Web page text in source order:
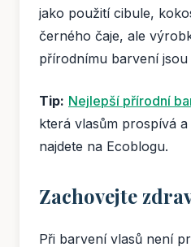
jako použití cibule,
černého čaje, ale
přírodnímu barvení
Tip: Nejlepší přírodní
která vlasům prospívá
najdete na Ecoblogu.
Zachovejte
Při barvení vlasů není